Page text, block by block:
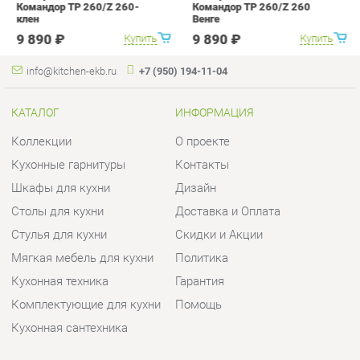
Шкафы для кухни
Столы для кухни
Стулья для кухни
Мягкая мебель для кухни
Кухонная техника
Комплектующие для кухни
Дизайн
Доставка и Оплата
Скидки и Акции
Политика
Гарантия
Помощь
ГОРОДА
Екатеринбург
КОНТАКТЫ
Уральских рабочих, 54
Телефон: +7 (950) 194-11-04
Часы работы:
Пн - Пт: